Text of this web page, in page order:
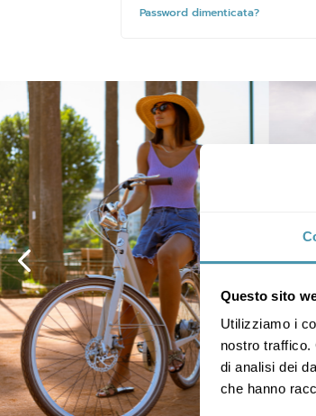
Questo sito
Utilizziamo i
nostro
di analisi dei
che hanno
Password dimenticata?